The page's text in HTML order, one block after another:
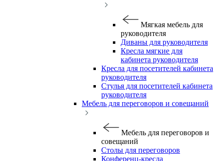
Мягкая мебель для
руководителя
Диваны для руководителя
Кресла мягкие для
кабинета руководителя
Кресла для посетителей кабинета
руководителя
Стулья для посетителей кабинета
руководителя
Мебель для переговоров и совещаний
Мебель для переговоров и
совещаний
Столы для переговоров
Конференц-кресла